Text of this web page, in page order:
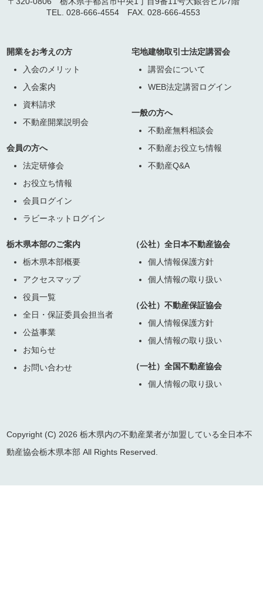
TEL. 028-666-4554 FAX. 028-666-4553
開業をお考えの方
入会のメリット
入会案内
資料請求
不動産開業説明会
会員の方へ
法定研修会
お役立ち情報
会員ログイン
ラビーネットログイン
宅地建物取引士法定講習会
講習会について
WEB法定講習ログイン
一般の方へ
不動産無料相談会
不動産お役立ち情報
不動産Q&A
栃木県本部のご案内
栃木県本部概要
アクセスマップ
役員一覧
全日・保証委員会担当者
公益事業
お知らせ
お問い合わせ
（公社）全日本不動産協会
個人情報保護方針
個人情報の取り扱い
（公社）不動産保証協会
個人情報保護方針
個人情報の取り扱い
（一社）全国不動産協会
個人情報の取り扱い
Copyright (C) 2026 栃木県内の不動産業者が加盟している全日本不
動産協会栃木県本部 All Rights Reserved.